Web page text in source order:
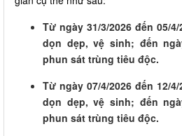
Từ ngày 31/3/2026 đến 05/
dọn dẹp, vệ sinh; đến
phun sát trùng tiêu độc.
Từ ngày 07/4/2026 đến 12/
dọn dẹp, vệ sinh; đến
phun sát trùng tiêu độc.